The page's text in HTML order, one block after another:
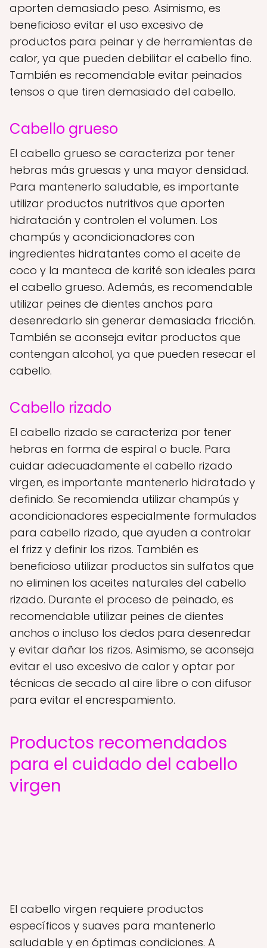
aporten demasiado peso. Asimismo, es
beneficioso evitar el uso excesivo de
productos para peinar y de herramientas de
calor, ya que pueden debilitar el cabello fino.
También es recomendable evitar peinados
tensos o que tiren demasiado del cabello.
Cabello grueso
El cabello grueso se caracteriza por tener
hebras más gruesas y una mayor densidad.
Para mantenerlo saludable, es importante
utilizar productos nutritivos que aporten
hidratación y controlen el volumen. Los
champús y acondicionadores con
ingredientes hidratantes como el aceite de
coco y la manteca de karité son ideales para
el cabello grueso. Además, es recomendable
utilizar peines de dientes anchos para
desenredarlo sin generar demasiada fricción.
También se aconseja evitar productos que
contengan alcohol, ya que pueden resecar el
cabello.
Cabello rizado
El cabello rizado se caracteriza por tener
hebras en forma de espiral o bucle. Para
cuidar adecuadamente el cabello rizado
virgen, es importante mantenerlo hidratado y
definido. Se recomienda utilizar champús y
acondicionadores especialmente formulados
para cabello rizado, que ayuden a controlar
el frizz y definir los rizos. También es
beneficioso utilizar productos sin sulfatos que
no eliminen los aceites naturales del cabello
rizado. Durante el proceso de peinado, es
recomendable utilizar peines de dientes
anchos o incluso los dedos para desenredar
y evitar dañar los rizos. Asimismo, se aconseja
evitar el uso excesivo de calor y optar por
técnicas de secado al aire libre o con difusor
para evitar el encrespamiento.
Productos recomendados
para el cuidado del cabello
virgen
El cabello virgen requiere productos
específicos y suaves para mantenerlo
saludable y en óptimas condiciones. A